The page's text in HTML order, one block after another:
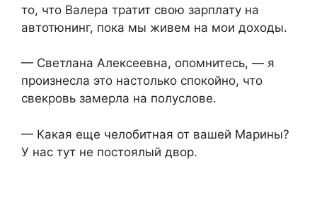
то, что Валера тратит свою зарплату на
автотюнинг, пока мы живем на мои доходы.
— Светлана Алексеевна, опомнитесь, — я
произнесла это настолько спокойно, что
свекровь замерла на полуслове.
— Какая еще челобитная от вашей Марины?
У нас тут не постоялый двор.